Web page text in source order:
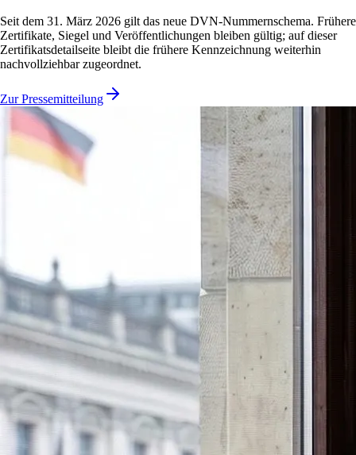
Seit dem 31. März 2026 gilt das neue DVN-Nummernschema. Frühere
Zertifikate, Siegel und Veröffentlichungen bleiben gültig; auf dieser
Zertifikatsdetailseite bleibt die frühere Kennzeichnung weiterhin
nachvollziehbar zugeordnet.
Zur Pressemitteilung